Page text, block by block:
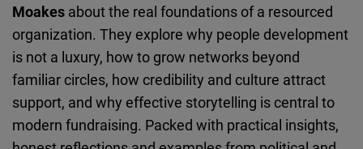
Moakes about the real foundations of a resourced
organization. They explore why people development
is not a luxury, how to grow networks beyond
familiar circles, how credibility and culture attract
support, and why effective storytelling is central to
modern fundraising. Packed with practical insights,
Cloudinary
Flickr
Embed
Newsletter2go